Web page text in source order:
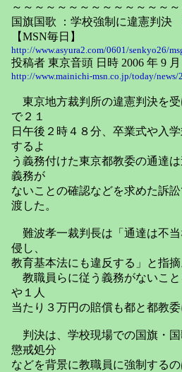
～～～～～～～～～～～～～～
国旗国歌 ：学校強制に違憲判
【MSN毎日】
http://www.asyura2.com/0601/senkyo26/
投稿者 東京音頭 日時 2006 年 9
http://www.mainichi-msn.co.jp/today/
東京地方裁判所の違憲判決を
で２１
日午後２時４８分、卒業式や入
するよ
う義務付けた東京都教委の通達
義務が
ないことの確認などを求めた訴
渡した。
難波孝一裁判長は「通達は不
侵し、
教育基本法にも違反する」と指摘
教職員らに従う義務がないこ
や１人
当たり３万円の賠償も都と都教委
判決は、学校現場での国旗・国
懲戒処分
などを背景に教職員に強制する